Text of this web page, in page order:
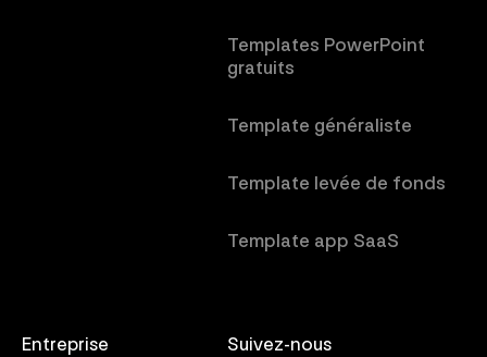
Templates PowerPoint
gratuits
Template généraliste
Template levée de fonds
Template app SaaS
Entreprise Suivez-nous